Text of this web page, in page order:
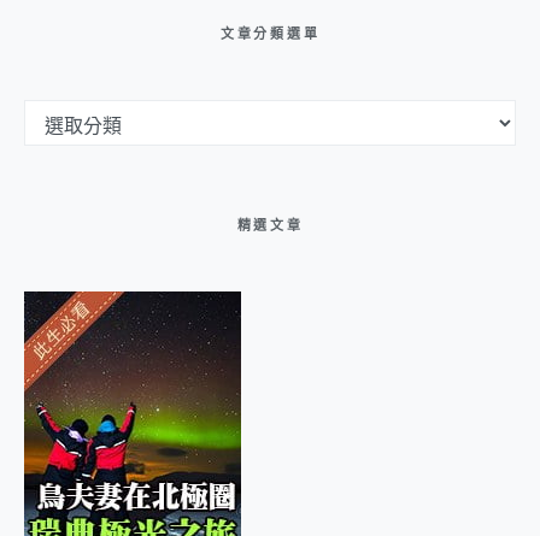
文章分類選單
精選文章